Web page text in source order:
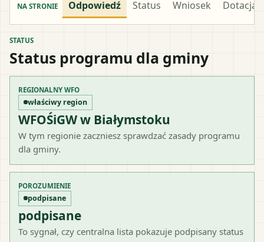
NA STRONIE Odpowiedź Status Wniosek Dotacja
STATUS
Status programu dla gminy
REGIONALNY WFO
właściwy region
WFOŚiGW w Białymstoku
W tym regionie zaczniesz sprawdzać zasady programu
dla gminy.
POROZUMIENIE
podpisane
podpisane
To sygnał, czy centralna lista pokazuje podpisany status